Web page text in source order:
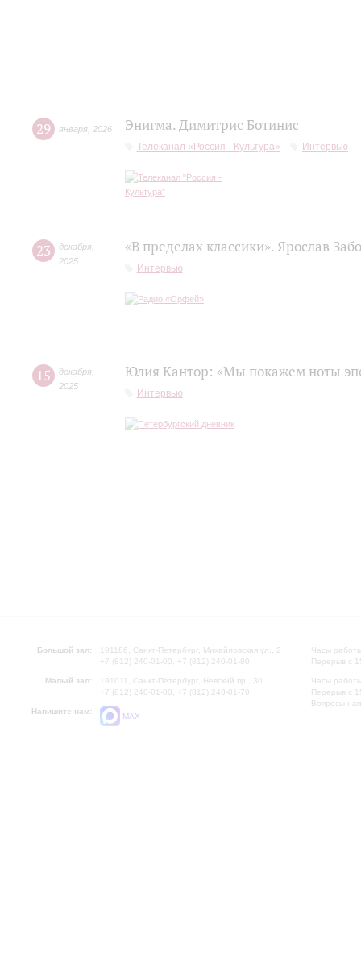
29 января 2026 Энигма. Димитрис Ботинис
Телеканал «Россия - Культура» Интервью
23 декабря
2025
«В пределах классики». Ярослав
Интервью
15 декабря
2025
Юлия Кантор: «Мы покажем ноты
Интервью
Большой зал:
191186, Санкт-Петербург, Михайловская ул., 2
+7 (812) 240-01-00, +7 (812) 240-01-80
Малый зал:
191011, Санкт-Петербург, Невский пр., 30
+7 (812) 240-01-00, +7 (812) 240-01-70
Напишите нам:
MAX
Часы
Перерыв с
Часы
Перерыв с
Вопросы